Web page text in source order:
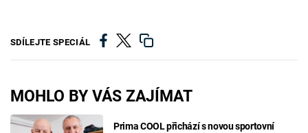
SDÍLEJTE SPECIÁL
MOHLO BY VÁS ZAJÍMAT
Prima COOL přichází s novou sportovní